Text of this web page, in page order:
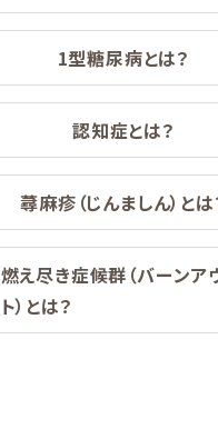
1型糖尿病とは？
認知症とは？
蕁麻疹（じんましん）とは
燃え尽き症候群（バーンア
ト）とは？